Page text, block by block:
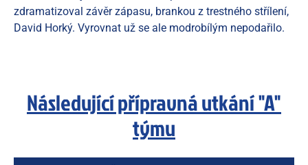
zdramatizoval závěr zápasu, brankou z trestného střílení,
David Horký. Vyrovnat už se ale modrobílým nepodařilo.
Následující přípravná utkání "A"
týmu